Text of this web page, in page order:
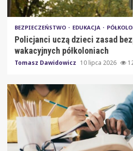
BEZPIECZEŃSTWO EDUKACJA
Policjanci uczą dzieci zasad
wakacyjnych półkoloniach
Tomasz Dawidowicz 10 lipca 2026